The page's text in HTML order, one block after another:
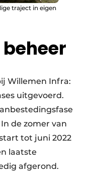
traject in eigen
Willemen Infra:
uitgevoerd.
de zomer van
tot juni 2022
laatste
afgerond.